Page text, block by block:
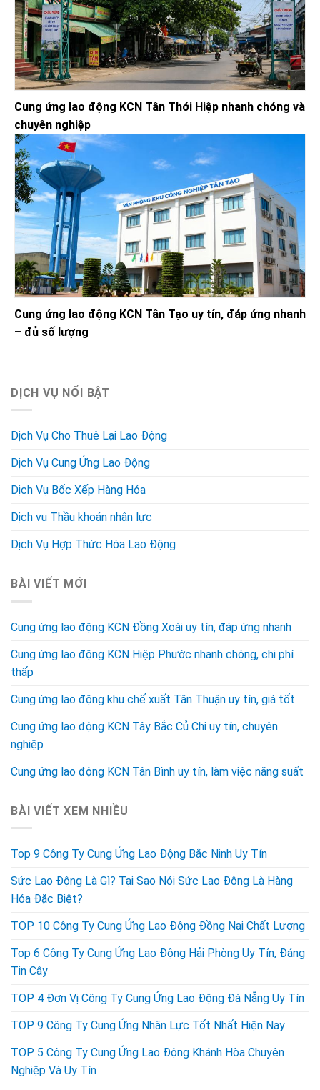
Cung ứng lao động KCN Tân Thới Hiệp nhanh chóng và
chuyên nghiệp
Cung ứng lao động KCN Tân Tạo uy tín, đáp ứng nhanh
– đủ số lượng
DỊCH VỤ NỔI BẬT
Dịch Vụ Cho Thuê Lại Lao Động
Dịch Vụ Cung Ứng Lao Động
Dịch Vụ Bốc Xếp Hàng Hóa
Dịch vụ Thầu khoán nhân lực
Dịch Vụ Hợp Thức Hóa Lao Động
BÀI VIẾT MỚI
Cung ứng lao động KCN Đồng Xoài uy tín, đáp ứng nhanh
Cung ứng lao động KCN Hiệp Phước nhanh chóng, chi phí
thấp
Cung ứng lao động khu chế xuất Tân Thuận uy tín, giá tốt
Cung ứng lao động KCN Tây Bắc Củ Chi uy tín, chuyên
nghiệp
Cung ứng lao động KCN Tân Bình uy tín, làm việc năng suất
BÀI VIẾT XEM NHIỀU
Top 9 Công Ty Cung Ứng Lao Động Bắc Ninh Uy Tín
Sức Lao Động Là Gì? Tại Sao Nói Sức Lao Động Là Hàng
Hóa Đặc Biệt?
TOP 10 Công Ty Cung Ứng Lao Động Đồng Nai Chất Lượng
Top 6 Công Ty Cung Ứng Lao Động Hải Phòng Uy Tín, Đáng
Tin Cậy
TOP 4 Đơn Vị Công Ty Cung Ứng Lao Động Đà Nẵng Uy Tín
TOP 9 Công Ty Cung Ứng Nhân Lực Tốt Nhất Hiện Nay
TOP 5 Công Ty Cung Ứng Lao Động Khánh Hòa Chuyên
Nghiệp Và Uy Tín